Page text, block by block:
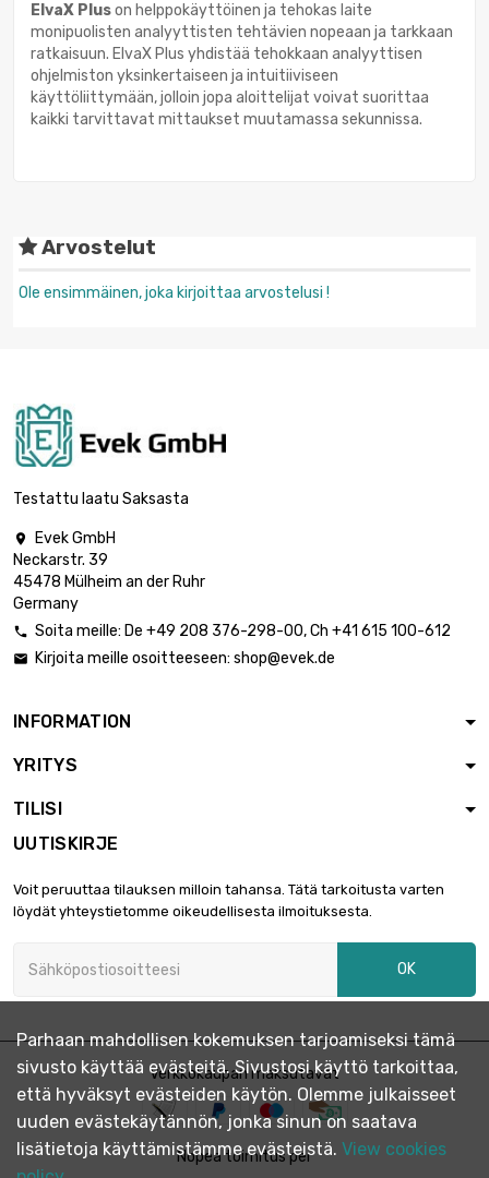
ElvaX Pluson helppokäyttöinen ja tehokas laite
monipuolisten analyyttisten tehtävien nopeaan ja tarkkaan
ratkaisuun. ElvaX Plus yhdistää tehokkaan analyyttisen
ohjelmiston yksinkertaiseen ja intuitiiviseen
käyttöliittymään, jolloin jopa aloittelijat voivat suorittaa
kaikki tarvittavat mittaukset muutamassa sekunnissa.
Arvostelut
Ole ensimmäinen, joka kirjoittaa arvostelusi !
Testattu laatu Saksasta

Evek GmbH
Neckarstr. 39
45478 Mülheim an der Ruhr
Germany
 Soita meille: De +49 208 376-298-00, Ch +41 615 100-612
 Kirjoita meille osoitteeseen: shop@evek.de
INFORMATION
YRITYS
TILISI
UUTISKIRJE
Voit peruuttaa tilauksen milloin tahansa. Tätä tarkoitusta varten
löydät yhteystietomme oikeudellisesta ilmoituksesta.
OK
Verkkokaupan maksutavat
Nopea toimitus per
Parhaan mahdollisen kokemuksen tarjoamiseksi tämä
sivusto käyttää evästeitä. Sivustosi käyttö tarkoittaa,
että hyväksyt evästeiden käytön. Olemme julkaisseet
uuden evästekäytännön, jonka sinun on saatava
lisätietoja käyttämistämme evästeistä. View cookies